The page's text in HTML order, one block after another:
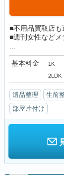
■不用品買取店も
■週刊女性などメ
基本料金 1K
2LDK
遺品整理 生前
部屋片付け